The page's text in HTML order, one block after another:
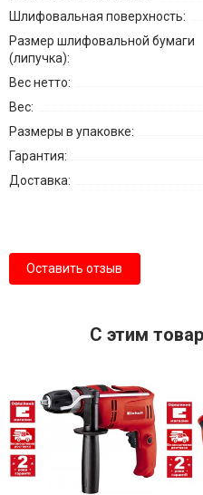
Шлифовальная поверхность:
Размер шлифовальной бумаги
(липучка):
Вес нетто:
Вес:
Размеры в упаковке:
Гарантия:
Доставка:
Оставить отзыв
С этим